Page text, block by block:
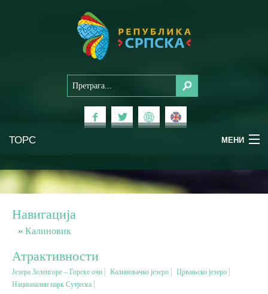
ТОРС МЕНИ
Планински туризам
Бањски туризам
Навигација
Калиновик
Атрактивности
Језера Зеленгоре – Горске очи Калиновачко језеро
Црвањско језеро
Национални парк Сутјеска